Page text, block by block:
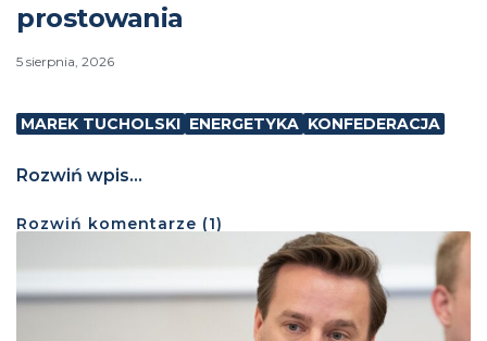
prostowania
5 sierpnia, 2026
MAREK TUCHOLSKI ENERGETYKA KONFEDERACJA
Rozwiń wpis...
Rozwiń komentarze (1)